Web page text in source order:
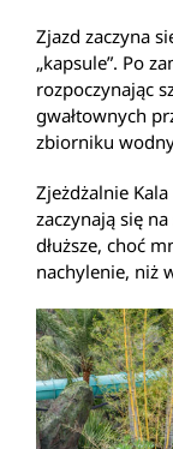
Zjazd zaczyna
„kapsule”. Po
rozpoczynając
gwałtownych
zbiorniku
Zjeżdżalnie
zaczynają się
dłuższe, choć
nachylenie, niż